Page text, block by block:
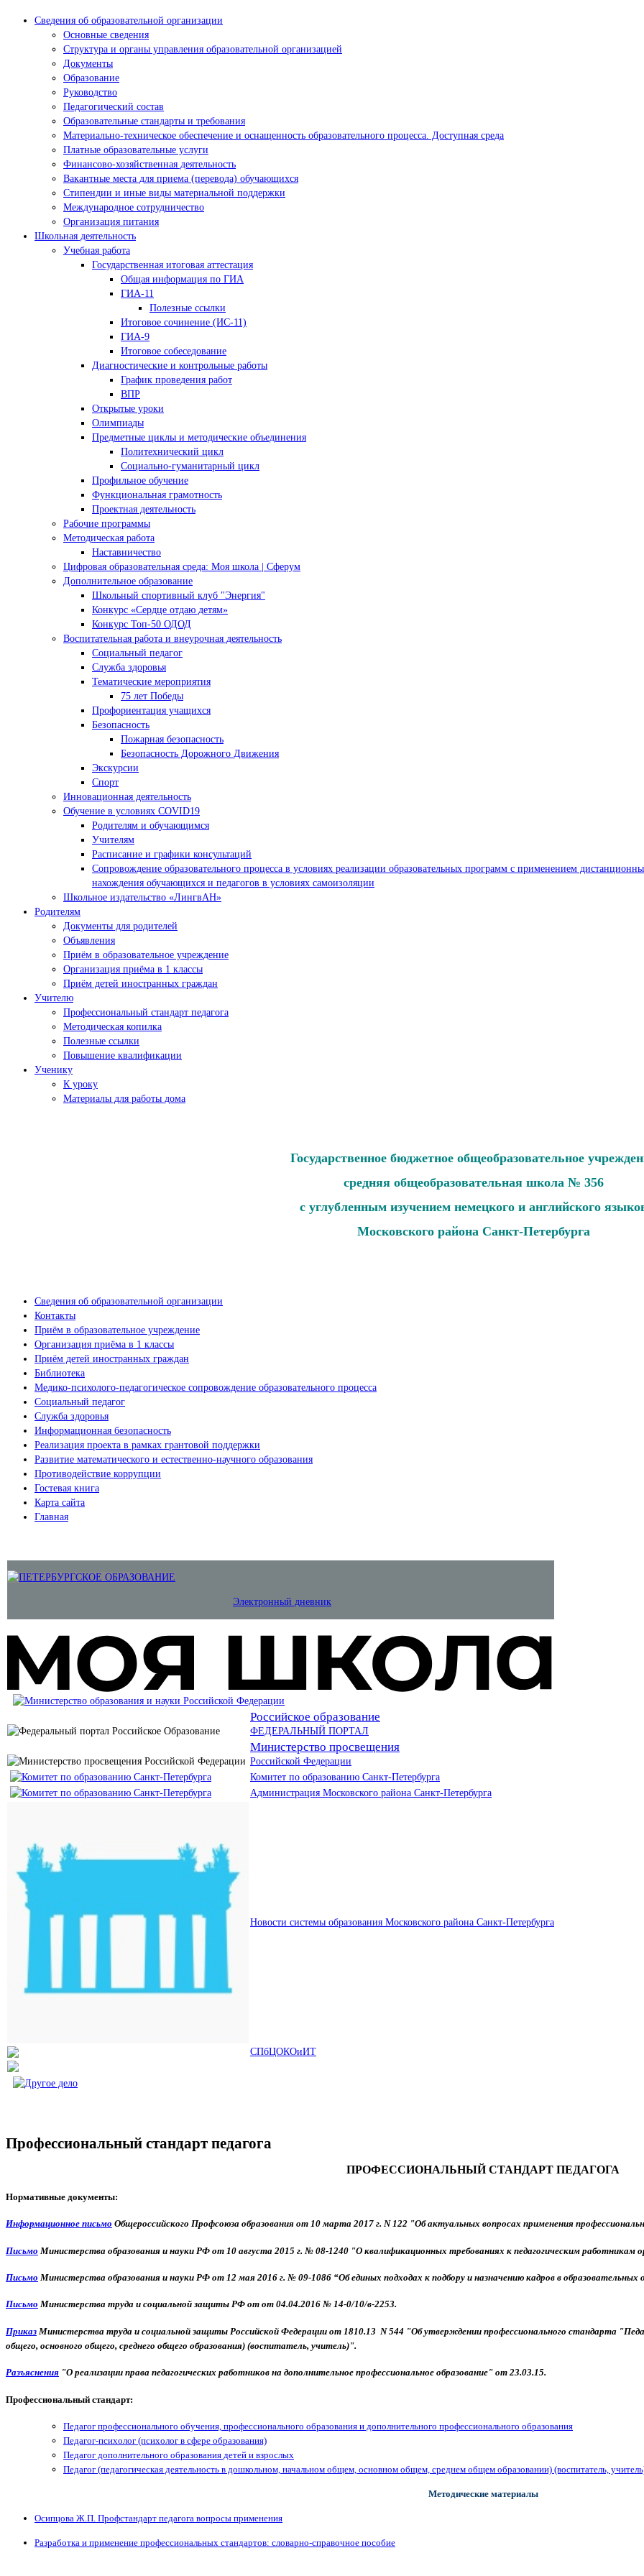
Сведения об образовательной организации
Основные сведения
Структура и органы управления образовательной организацией
Документы
Образование
Руководство
Педагогический состав
Образовательные стандарты и требования
Материально-техническое обеспечение и оснащенность образовательного процесса. Доступная среда
Платные образовательные услуги
Финансово-хозяйственная деятельность
Вакантные места для приема (перевода) обучающихся
Стипендии и иные виды материальной поддержки
Международное сотрудничество
Организация питания
Школьная деятельность
Учебная работа
Государственная итоговая аттестация
Общая информация по ГИА
ГИА-11
Полезные ссылки
Итоговое сочинение (ИС-11)
ГИА-9
Итоговое собеседование
Диагностические и контрольные работы
График проведения работ
ВПР
Открытые уроки
Олимпиады
Предметные циклы и методические объединения
Политехнический цикл
Социально-гуманитарный цикл
Профильное обучение
Функциональная грамотность
Проектная деятельность
Рабочие программы
Методическая работа
Наставничество
Цифровая образовательная среда: Моя школа | Сферум
Дополнительное образование
Школьный спортивный клуб "Энергия"
Конкурс «Сердце отдаю детям»
Конкурс Топ-50 ОДОД
Воспитательная работа и внеурочная деятельность
Социальный педагог
Служба здоровья
Тематические мероприятия
75 лет Победы
Профориентация учащихся
Безопасность
Пожарная безопасность
Безопасность Дорожного Движения
Экскурсии
Спорт
Инновационная деятельность
Обучение в условиях COVID19
Родителям и обучающимся
Учителям
Расписание и графики консультаций
Сопровождение образовательного процесса в условиях реализации образовательных программ с применением
нахождения обучающихся и педагогов в условиях самоизоляции
Школьное издательство «ЛингвАН»
Родителям
Документы для родителей
Объявления
Приём в образовательное учреждение
Организация приёма в 1 классы
Приём детей иностранных граждан
Учителю
Профессиональный стандарт педагога
Методическая копилка
Полезные ссылки
Повышение квалификации
Ученику
К уроку
Материалы для работы дома
Государственное бюджетное общеобразовательное
средняя общеобразовательная школа № 356
с углубленным изучением немецкого и английского
Московского района Санкт-Петербурга
Сведения об образовательной организации
Контакты
Приём в образовательное учреждение
Организация приёма в 1 классы
Приём детей иностранных граждан
Библиотека
Медико-психолого-педагогическое сопровождение образовательного процесса
Социальный педагог
Служба здоровья
Информационная безопасность
Реализация проекта в рамках грантовой поддержки
Развитие математического и естественно-научного образования
Противодействие коррупции
Гостевая книга
Карта сайта
Главная
Электронный дневник
Российское образование
ФЕДЕРАЛЬНЫЙ ПОРТАЛ
Министерство просвещения
Российской Федерации
Комитет по образованию Санкт-Петербурга
Администрация Московского района Санкт-Петербурга
Новости системы образования Московского района Санкт-Петербурга
СПбЦОКОиИТ
Профессиональный стандарт педагога
ПРОФЕССИОНАЛЬНЫЙ СТАНДАРТ ПЕДАГОГА
Нормативные документы:
Информационное письмо Общероссийского Профсоюза образования от 10 марта 2017 г. N 122 "Об актуальных вопросах применения
Письмо Министерства образования и науки РФ от 10 августа 2015 г. № 08-1240 "О квалификационных требованиях к педагогическим работникам
Письмо Министерства образования и науки РФ от 12 мая 2016 г. № 09-1086 “Об единых подходах к подбору и назначению кадров в образовательных
Письмо Министерства труда и социальной защиты РФ от от 04.04.2016 № 14-0/10/в-2253.
Приказ Министерства труда и социальной защиты Российской Федерации от 1810.13 N 544 "Об утверждении профессионального стандарта
общего, основного общего, среднего общего образования) (воспитатель, учитель)".
Разъяснения "О реализации права педагогических работников на дополнительное профессиональное образование" от 23.03.15.
Профессиональный стандарт:
Педагог профессионального обучения, профессионального образования и дополнительного профессионального образования
Педагог-психолог (психолог в сфере образования)
Педагог дополнительного образования детей и взрослых
Педагог (педагогическая деятельность в дошкольном, начальном общем, основном общем, среднем общем образовании) (воспитатель,
Методические материалы
Осипцова Ж.П. Профстандарт педагога вопросы применения
Разработка и применение профессиональных стандартов: словарно-справочное пособие